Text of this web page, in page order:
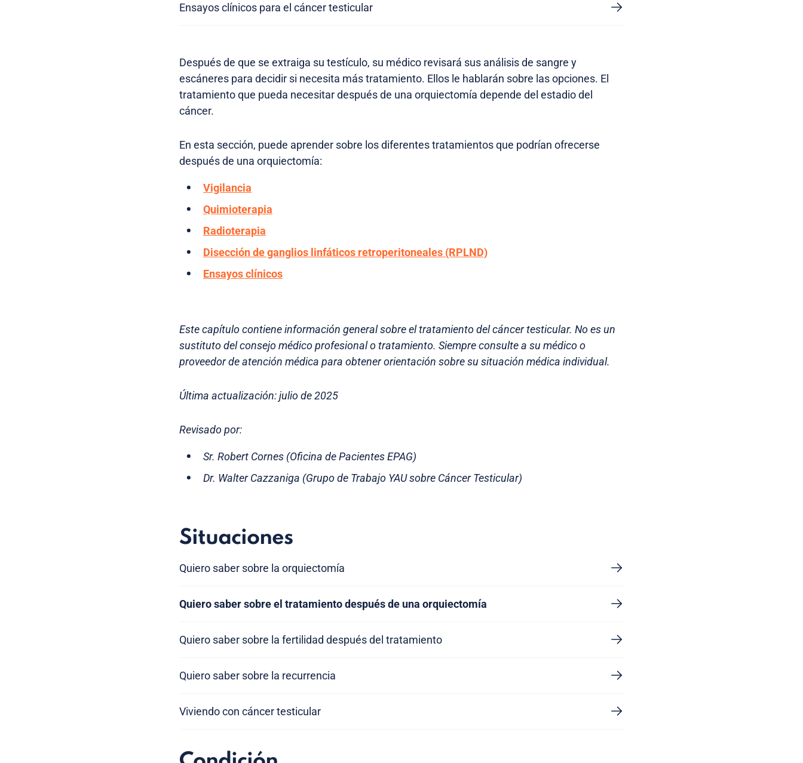
Ensayos clínicos para el cáncer testicular
Después de que se extraiga su testículo, su médico revisará sus análisis de sangre y
escáneres para decidir si necesita más tratamiento. Ellos le hablarán sobre las opciones. El
tratamiento que pueda necesitar después de una orquiectomía depende del estadio del
cáncer.
En esta sección, puede aprender sobre los diferentes tratamientos que podrían ofrecerse
después de una orquiectomía:
Vigilancia
Quimioterapia
Radioterapia
Disección de ganglios linfáticos retroperitoneales (RPLND)
Ensayos clínicos
Este capítulo contiene información general sobre el tratamiento del cáncer testicular. No es un
sustituto del consejo médico profesional o tratamiento. Siempre consulte a su médico o
proveedor de atención médica para obtener orientación sobre su situación médica individual.
Última actualización: julio de 2025
Revisado por:
Sr. Robert Cornes (Oficina de Pacientes EPAG)
Dr. Walter Cazzaniga (Grupo de Trabajo YAU sobre Cáncer Testicular)
Situaciones
Quiero saber sobre la orquiectomía
Quiero saber sobre el tratamiento después de una orquiectomía
Quiero saber sobre la fertilidad después del tratamiento
Quiero saber sobre la recurrencia
Viviendo con cáncer testicular